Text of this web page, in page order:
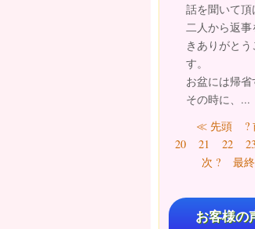
話を聞いて頂
二人から返事
きありがとう
す。
お盆には帰
その時に、...
ページ≪ 先頭 ?
20
21 22
次 ?
最
お客様の